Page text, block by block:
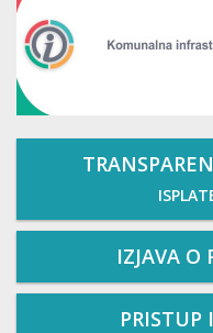
IZJAVA O
PRISTUP